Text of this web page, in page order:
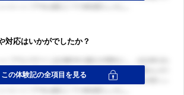
対応はいかがでしたか？